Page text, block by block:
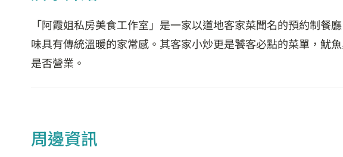
「阿霞姐私房美食工作室」是一家以道地客家菜聞名的預約制
味具有傳統溫暖的家常感。其客家小炒更是饕客必點的菜單，魷
是否營業。
周邊資訊